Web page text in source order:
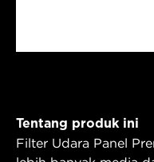
Tentang produk ini
Filter Udara Panel